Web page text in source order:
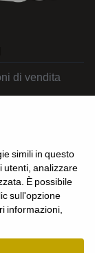
di vendita
simili in questo
utenti, analizzare
È possibile
sull'opzione
informazioni,